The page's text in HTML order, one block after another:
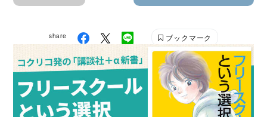
share ブックマーク